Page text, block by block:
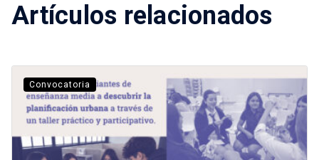
Artículos relacionados
Convocatoria